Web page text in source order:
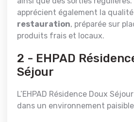
apprécient également la
restauration, préparée sur
produits frais et locaux.
2 - EHPAD
Séjour
L’EHPAD Résidence Doux
dans un environnement